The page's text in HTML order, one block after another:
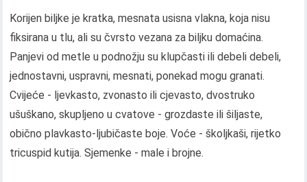
Korijen biljke je kratka, mesnata usisna vlakna, koja nisu
fiksirana u tlu, ali su čvrsto vezana za biljku domaćina.
Panjevi od metle u podnožju su klupčasti ili debeli debeli,
jednostavni, uspravni, mesnati, ponekad mogu granati.
Cvijeće - ljevkasto, zvonasto ili cjevasto, dvostruko
ušuškano, skupljeno u cvatove - grozdaste ili šiljaste,
obično plavkasto-ljubičaste boje. Voće - školjkaši, rijetko
tricuspid kutija. Sjemenke - male i brojne.